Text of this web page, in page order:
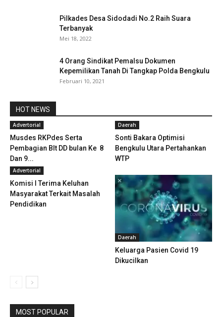
Pilkades Desa Sidodadi No.2 Raih Suara
Terbanyak
Mei 18, 2022
4 Orang Sindikat Pemalsu Dokumen
Kepemilikan Tanah Di Tangkap Polda Bengkulu
Februari 10, 2021
HOT NEWS
Advertorial
Musdes RKPdes Serta
Pembagian Blt DD bulan Ke 8
Dan 9...
Daerah
Sonti Bakara Optimisi
Bengkulu Utara Pertahankan
WTP
Advertorial
Komisi I Terima Keluhan
Masyarakat Terkait Masalah
Pendidikan
Daerah
Keluarga Pasien Covid 19
Dikucilkan
MOST POPULAR